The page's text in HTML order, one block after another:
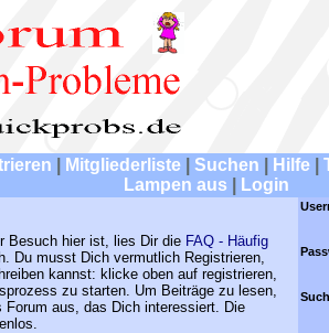
Mitgliederliste Suchen Hilfe
Lampen aus
Login
Besuch hier ist, lies Dir die FAQ - Häufig
Du musst Dich vermutlich Registrieren,
kannst: klicke oben auf registrieren,
zu starten. Um Beiträge zu lesen,
Forum aus, das Dich interessiert. Die